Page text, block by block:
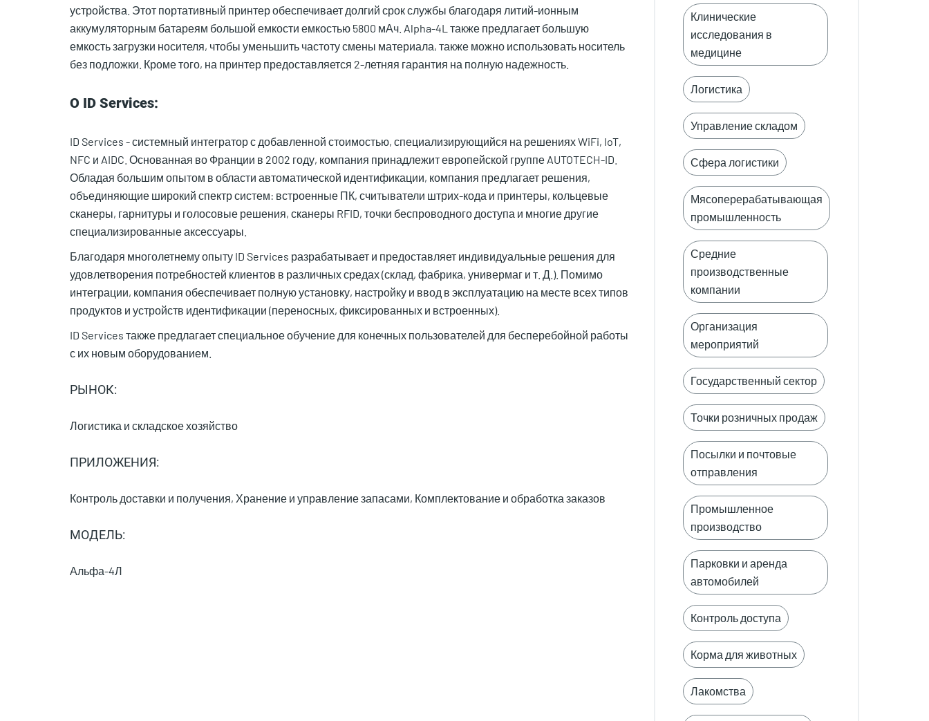
устройства. Этот портативный принтер обеспечивает долгий срок службы благодаря литий-ионным
аккумуляторным батареям большой емкости емкостью 5800 мАч. Alpha-4L также предлагает большую
емкость загрузки носителя, чтобы уменьшить частоту смены материала, также можно использовать носитель
без подложки. Кроме того, на принтер предоставляется 2-летняя гарантия на полную надежность.
О ID Services:
ID Services - системный интегратор с добавленной стоимостью, специализирующийся на решениях WiFi, IoT,
NFC и AIDC. Основанная во Франции в 2002 году, компания принадлежит европейской группе AUTOTECH-ID.
Обладая большим опытом в области автоматической идентификации, компания предлагает решения,
объединяющие широкий спектр систем: встроенные ПК, считыватели штрих-кода и принтеры, кольцевые
сканеры, гарнитуры и голосовые решения, сканеры RFID, точки беспроводного доступа и многие другие
специализированные аксессуары.
Благодаря многолетнему опыту ID Services разрабатывает и предоставляет индивидуальные решения для
удовлетворения потребностей клиентов в различных средах (склад, фабрика, универмаг и т. Д.). Помимо
интеграции, компания обеспечивает полную установку, настройку и ввод в эксплуатацию на месте всех типов
продуктов и устройств идентификации (переносных, фиксированных и встроенных).
ID Services также предлагает специальное обучение для конечных пользователей для бесперебойной работы
с их новым оборудованием.
РЫНОК:
Логистика и складское хозяйство
ПРИЛОЖЕНИЯ:
Контроль доставки и получения, Хранение и управление запасами, Комплектование и обработка заказов
МОДЕЛЬ:
Альфа-4Л
Клинические
исследования в
медицине
Логистика
Управление складом
Сфера логистики
Мясоперерабатывающая
промышленность
Средние
производственные
компании
Организация
мероприятий
Государственный сектор
Точки розничных продаж
Посылки и почтовые
отправления
Промышленное
производство
Парковки и аренда
автомобилей
Контроль доступа
Корма для животных
Лакомства